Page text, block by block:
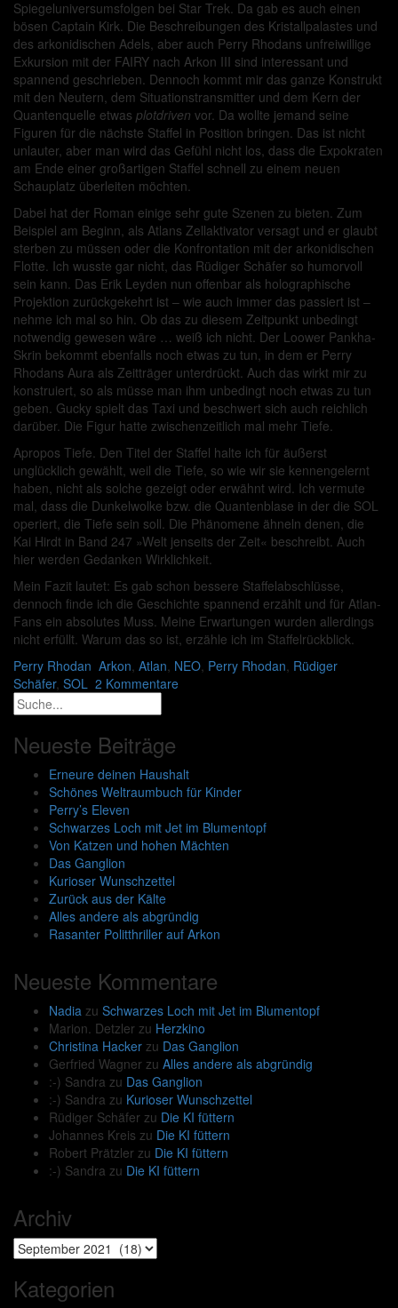
Spiegeluniversumsfolgen bei Star Trek. Da gab es auch einen
bösen Captain Kirk. Die Beschreibungen des Kristallpalastes und
des arkonidischen Adels, aber auch Perry Rhodans unfreiwillige
Exkursion mit der FAIRY nach Arkon III sind interessant und
spannend geschrieben. Dennoch kommt mir das ganze Konstrukt
mit den Neutern, dem Situationstransmitter und dem Kern der
Quantenquelle etwas plotdriven vor. Da wollte jemand seine
Figuren für die nächste Staffel in Position bringen. Das ist nicht
unlauter, aber man wird das Gefühl nicht los, dass die Expokraten
am Ende einer großartigen Staffel schnell zu einem neuen
Schauplatz überleiten möchten.
Dabei hat der Roman einige sehr gute Szenen zu bieten. Zum
Beispiel am Beginn, als Atlans Zellaktivator versagt und er glaubt
sterben zu müssen oder die Konfrontation mit der arkonidischen
Flotte. Ich wusste gar nicht, das Rüdiger Schäfer so humorvoll
sein kann. Das Erik Leyden nun offenbar als holographische
Projektion zurückgekehrt ist – wie auch immer das passiert ist –
nehme ich mal so hin. Ob das zu diesem Zeitpunkt unbedingt
notwendig gewesen wäre … weiß ich nicht. Der Loower Pankha-
Skrin bekommt ebenfalls noch etwas zu tun, in dem er Perry
Rhodans Aura als Zeitträger unterdrückt. Auch das wirkt mir zu
konstruiert, so als müsse man ihm unbedingt noch etwas zu tun
geben. Gucky spielt das Taxi und beschwert sich auch reichlich
darüber. Die Figur hatte zwischenzeitlich mal mehr Tiefe.
Apropos Tiefe. Den Titel der Staffel halte ich für äußerst
unglücklich gewählt, weil die Tiefe, so wie wir sie kennengelernt
haben, nicht als solche gezeigt oder erwähnt wird. Ich vermute
mal, dass die Dunkelwolke bzw. die Quantenblase in der die SOL
operiert, die Tiefe sein soll. Die Phänomene ähneln denen, die
Kai Hirdt in Band 247 »Welt jenseits der Zeit« beschreibt. Auch
hier werden Gedanken Wirklichkeit.
Mein Fazit lautet: Es gab schon bessere Staffelabschlüsse,
dennoch finde ich die Geschichte spannend erzählt und für Atlan-
Fans ein absolutes Muss. Meine Erwartungen wurden allerdings
nicht erfüllt. Warum das so ist, erzähle ich im Staffelrückblick.
Perry Rhodan Arkon, Atlan, NEO, Perry Rhodan, Rüdiger
Schäfer, SOL 2 Kommentare
Neueste Beiträge
Erneure deinen Haushalt
Schönes Weltraumbuch für Kinder
Perry’s Eleven
Schwarzes Loch mit Jet im Blumentopf
Von Katzen und hohen Mächten
Das Ganglion
Kurioser Wunschzettel
Zurück aus der Kälte
Alles andere als abgründig
Rasanter Politthriller auf Arkon
Neueste Kommentare
Nadia zu Schwarzes Loch mit Jet im Blumentopf
Marion. Detzler zu Herzkino
Christina Hacker zu Das Ganglion
Gerfried Wagner zu Alles andere als abgründig
:-) Sandra zu Das Ganglion
:-) Sandra zu Kurioser Wunschzettel
Rüdiger Schäfer zu Die KI füttern
Johannes Kreis zu Die KI füttern
Robert Prätzler zu Die KI füttern
:-) Sandra zu Die KI füttern
Archiv
Archiv
Kategorien